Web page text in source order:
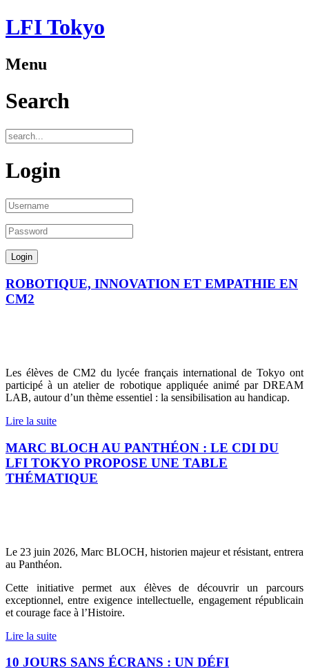
LFI Tokyo
Menu
Search
Login
ROBOTIQUE, INNOVATION ET EMPATHIE EN
CM2
Les élèves de CM2 du lycée français international de Tokyo ont
participé à un atelier de robotique appliquée animé par DREAM
LAB, autour d’un thème essentiel : la sensibilisation au handicap.
Lire la suite
MARC BLOCH AU PANTHÉON : LE CDI DU
LFI TOKYO PROPOSE UNE TABLE
THÉMATIQUE
Le 23 juin 2026, Marc BLOCH, historien majeur et résistant, entrera
au Panthéon.
Cette initiative permet aux élèves de découvrir un parcours
exceptionnel, entre exigence intellectuelle, engagement républicain
et courage face à l’Histoire.
Lire la suite
10 JOURS SANS ÉCRANS : UN DÉFI